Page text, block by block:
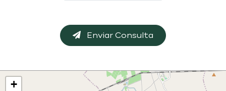
Enviar Consulta
+